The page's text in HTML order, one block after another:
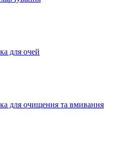
для очей
для очищення та вмивання